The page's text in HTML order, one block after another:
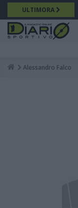
Salta
al
contenuto
principale
ULTIMORA
Breadcrumb
Alessandro Falco